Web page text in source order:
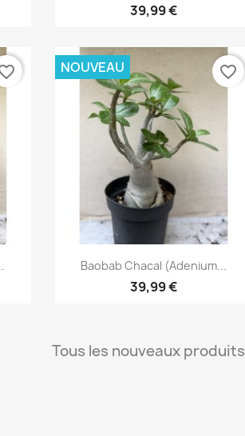
39,99 €
Aperçu rapide
Baobab Chacal (adenium...
39,99 €
NOUVEAU favorite_border
Tous les nouveaux produits